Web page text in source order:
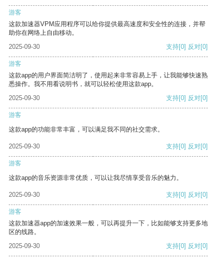
游客
这款加速器VPM应用程序可以给你提供最高速度和安全性的连接，并帮
助你在网络上自由移动。
2025-09-30
支持[0] 反对[0]
游客
这款app的用户界面简洁明了，使用起来非常容易上手，让我能够快速熟
悉操作。我不用看说明书，就可以轻松使用这款app。
2025-09-30
支持[0] 反对[0]
游客
这款app的功能非常丰富，可以满足我不同的社交需求。
2025-09-30 支持[0] 反对[0]
游客
这款app的音乐资源非常优质，可以让我尽情享受音乐的魅力。
2025-09-30 支持[0] 反对[0]
游客
这款加速器app的加速效果一般，可以再提升一下，比如能够支持更多地
区的线路。
2025-09-30
支持[0] 反对[0]